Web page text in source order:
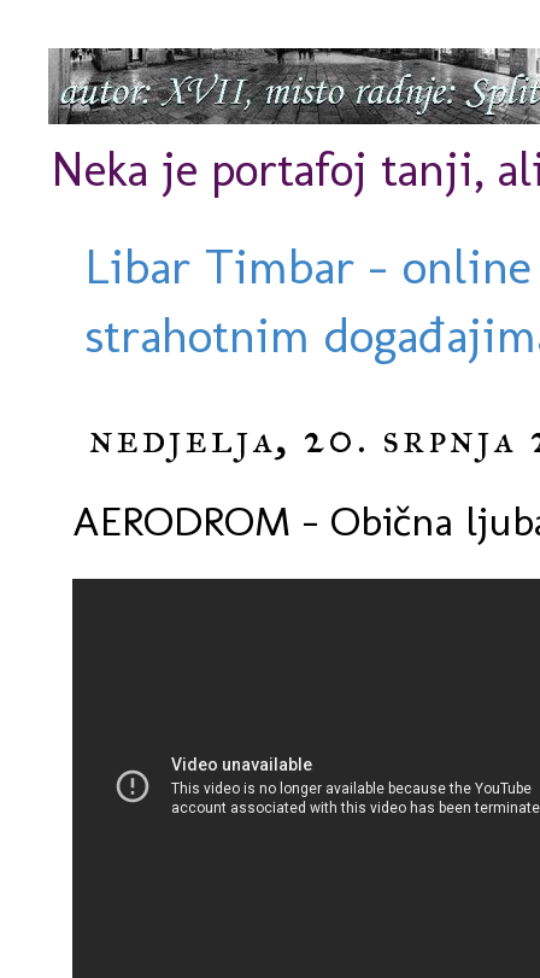
Neka je portafoj tanji,
Libar Timbar -
strahotnim
nedjelja, 20. srpnja
AERODROM - Obična